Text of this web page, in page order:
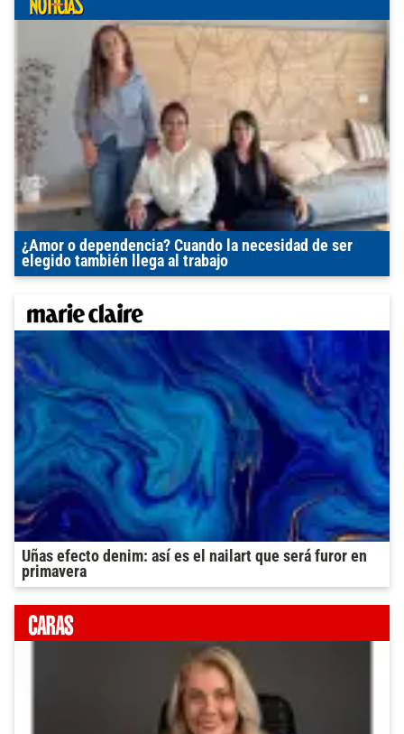
¿Amor o dependencia? Cuando la necesidad de ser
elegido también llega al trabajo
Uñas efecto denim: así es el nailart que será furor en
primavera